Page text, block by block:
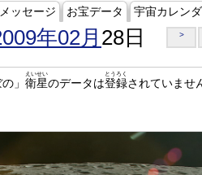
ッセージ お宝データ 宇宙カレン
年02月 28日 >
」 衛星
えいせい
のデータは登録
とうろく
されていませ